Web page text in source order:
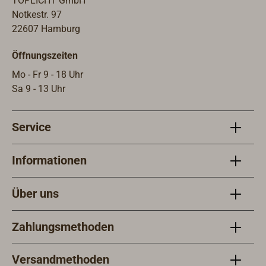
Notkestr. 97
22607 Hamburg
Öffnungszeiten
Mo - Fr 9 - 18 Uhr
Sa 9 - 13 Uhr
Service
Informationen
Über uns
Zahlungsmethoden
Versandmethoden